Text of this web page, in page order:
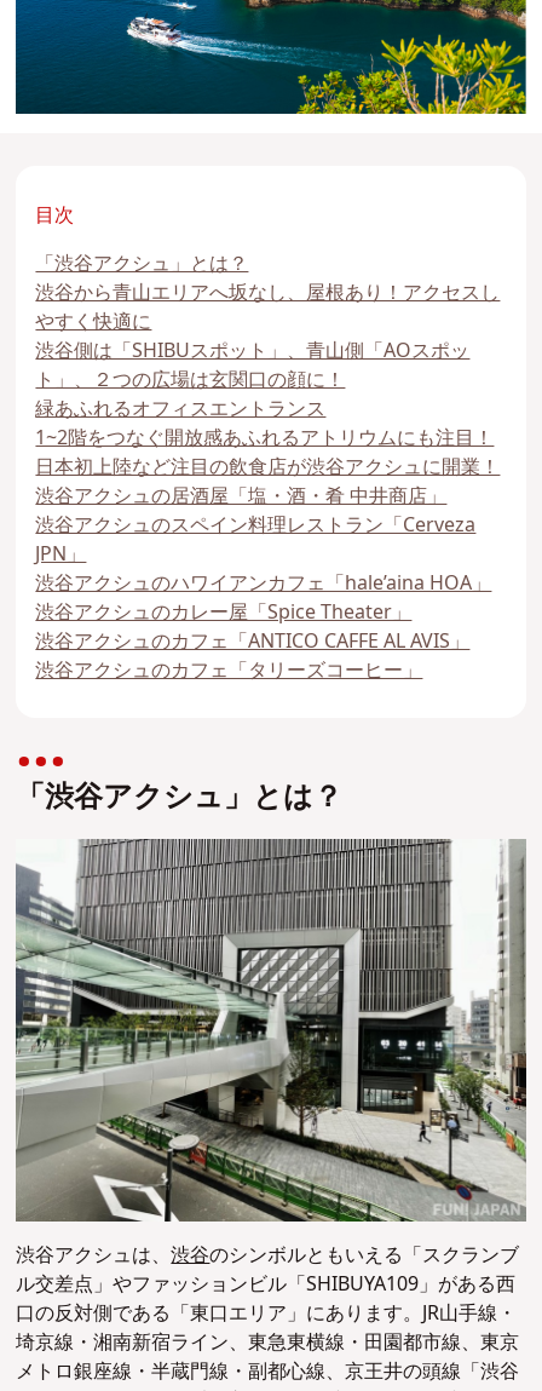
目次
「渋谷アクシュ」とは？
渋谷から青山エリアへ坂なし、屋根あり！アクセスし
やすく快適に
渋谷側は「SHIBUスポット」、青山側「AOスポッ
ト」、２つの広場は玄関口の顔に！
緑あふれるオフィスエントランス
1~2階をつなぐ開放感あふれるアトリウムにも注目！
日本初上陸など注目の飲食店が渋谷アクシュに開業！
渋谷アクシュの居酒屋「塩・酒・肴 中井商店」
渋谷アクシュのスペイン料理レストラン「Cerveza
JPN」
渋谷アクシュのハワイアンカフェ「hale’aina HOA」
渋谷アクシュのカレー屋「Spice Theater」
渋谷アクシュのカフェ「ANTICO CAFFE AL AVIS」
渋谷アクシュのカフェ「タリーズコーヒー」
「渋谷アクシュ」とは？
渋谷アクシュは、渋谷のシンボルともいえる「スクランブ
ル交差点」やファッションビル「SHIBUYA109」がある西
口の反対側である「東口エリア」にあります。JR山手線・
埼京線・湘南新宿ライン、東急東横線・田園都市線、東京
メトロ銀座線・半蔵門線・副都心線、京王井の頭線「渋谷